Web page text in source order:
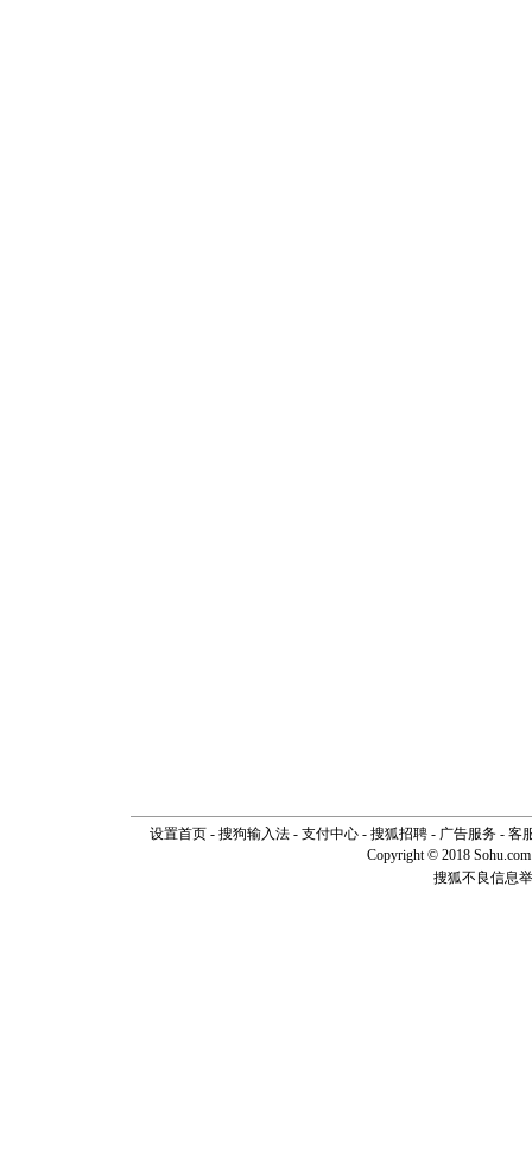
设置首页- 搜狗输入法- 支付中心- 搜狐招聘- 广告服务- 客
Copyright © 2018
搜狐不良信息